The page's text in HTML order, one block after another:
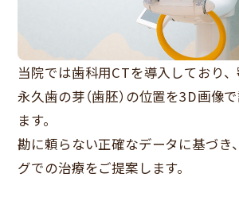
当院では歯科用CTを導入しており
永久歯の芽（歯胚）の位置を3D画像
ます。
勘に頼らない正確なデータに基づき
グでの治療をご提案します。